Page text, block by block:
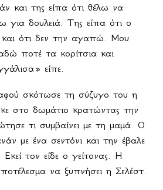
και της είπα ότι θέλω να
για δουλειά. Της είπα ότι ο
και ότι δεν την αγαπώ. Μου
ποτέ τα κορίτσια και
είπε.
σκότωσε τη σύζυγο του η
στο δωμάτιο κρατώντας την
τι συμβαίνει με τη μαμά. Ο
με ένα σεντόνι και την έβαλε
τον είδε ο γείτονας. Η
να ξυπνήσει η Σελέστ.